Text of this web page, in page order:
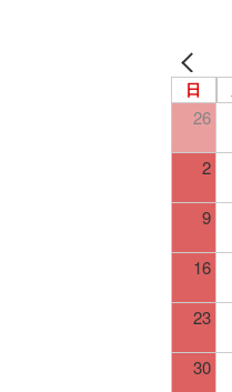
日
26
2
9
16
23
30